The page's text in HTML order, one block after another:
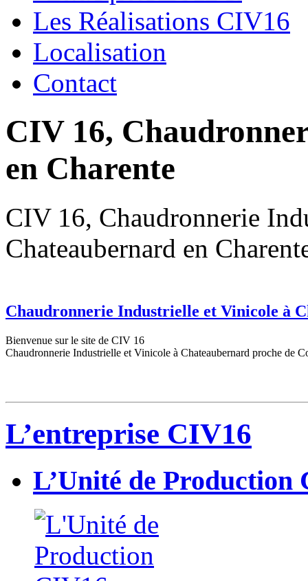
Les Réalisations CIV16
Localisation
Contact
CIV 16,
en Charente
CIV 16, Chaudronnerie
Chateaubernard en
Chaudronnerie Industrielle et Vinicole à
Bienvenue sur le site de CIV 16
Chaudronnerie Industrielle et Vinicole à Chateaubernard proche de
L’entreprise CIV16
L’Unité de Production